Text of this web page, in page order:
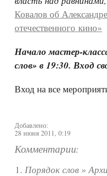
Ковалов об
отечественного кино»
Начало мастер-
слов» в 19:30. Вход
Вход на все
Добавлено:
28 июня 2011, 0:19
Комментарии:
Порядок слов »